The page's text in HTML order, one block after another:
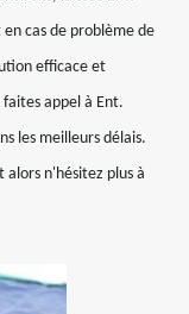
cas de problème de
efficace et
appel à Ent.
les meilleurs délais.
n'hésitez plus à